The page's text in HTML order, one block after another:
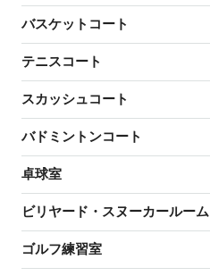
バスケットコート
テニスコート
スカッシュコート
バドミントンコート
卓球室
ビリヤード・スヌーカールーム
ゴルフ練習室